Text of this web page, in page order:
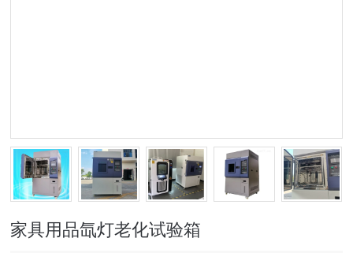
家具用品氙灯老化试验箱